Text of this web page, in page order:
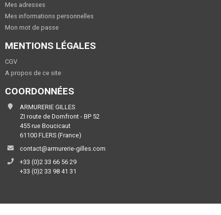
Mes adresses
Mes informations personnelles
Mon mot de passe
MENTIONS LÉGALES
CGV
A propos de ce site
COORDONNÉES
ARMURERIE GILLES
ZI route de Domfront - BP 52
455 rue Boucicaut
61100 FLERS (France)
contact@armurerie-gilles.com
+33 (0)2 33 66 56 29
+33 (0)2 33 98 41 31